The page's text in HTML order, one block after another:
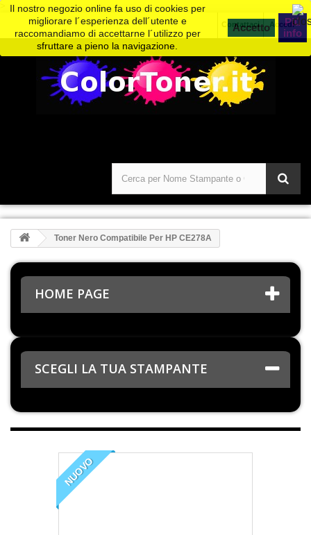
Accedi
Contattaci
Il nostro negozio online fa uso di cookies per
migliorare l´esperienza dell´utente e
raccomandiamo di accettarne l´utilizzo per
sfruttare a pieno la navigazione.
Piú
info
Toner Nero Compatibile Per HP CE278A
HOME PAGE
SCEGLI LA TUA STAMPANTE
NUOVO